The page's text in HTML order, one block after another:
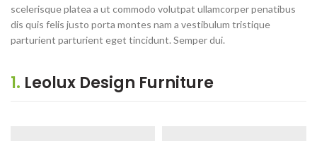
scelerisque platea a ut commodo volutpat ullamcorper penatibus
dis quis felis justo porta montes nam a vestibulum tristique
parturient parturient eget tincidunt. Semper dui.
1. Leolux Design Furniture